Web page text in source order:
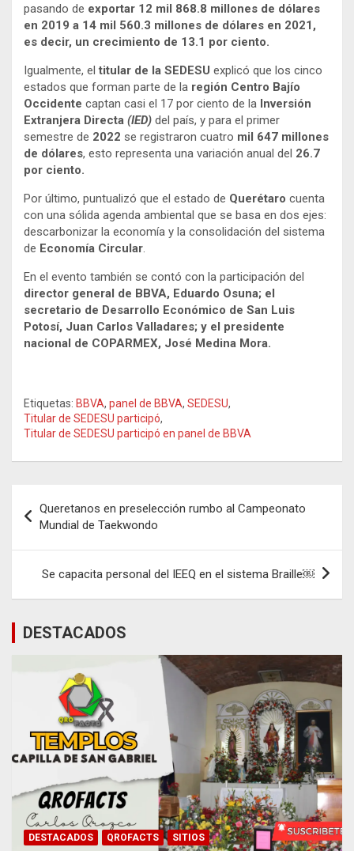
pasando de exportar 12 mil 868.8 millones de dólares
en 2019 a 14 mil 560.3 millones de dólares en 2021,
es decir, un crecimiento de 13.1 por ciento.
Igualmente, eltitular de la SEDESU explicó que los cinco
estados que forman parte de la región Centro Bajío
Occidente captan casi el 17 por ciento de la Inversión
Extranjera Directa (IED) del país, y para el primer
semestre de 2022 se registraron cuatro mil 647 millones
de dólares, esto representa una variación anual del 26.7
por ciento.
Por último, puntualizó que el estado de Querétaro cuenta
con una sólida agenda ambiental que se basa en dos ejes:
descarbonizar la economía y la consolidación del sistema
de Economía Circular.
En el evento también se contó con la participación del
director general de BBVA, Eduardo Osuna; el
secretario de Desarrollo Económico de San Luis
Potosí, Juan Carlos Valladares; y el presidente
nacional de COPARMEX, José Medina Mora.
Etiquetas: BBVA, panel de BBVA, SEDESU,
Titular de SEDESU participó,
Titular de SEDESU participó en panel de BBVA
de
entradas
Queretanos en preselección rumbo al Campeonato
Mundial de Taekwondo
Se capacita personal del IEEQ en el sistema Braille￼
DESTACADOS
DESTACADOS QROFACTS SITIOS